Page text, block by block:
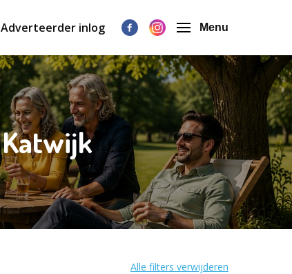
Adverteerder inlog Menu
Alle filters verwijderen